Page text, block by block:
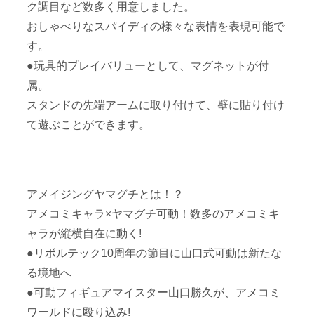
ク調目など数多く用意しました。
おしゃべりなスパイディの様々な表情を表現可能で
す。
●玩具的プレイバリューとして、マグネットが付
属。
スタンドの先端アームに取り付けて、壁に貼り付け
て遊ぶことができます。
アメイジングヤマグチとは！？
アメコミキャラ×ヤマグチ可動！数多のアメコミキ
ャラが縦横自在に動く!
●リボルテック10周年の節目に山口式可動は新たな
る境地へ
●可動フィギュアマイスター山口勝久が、アメコミ
ワールドに殴り込み!